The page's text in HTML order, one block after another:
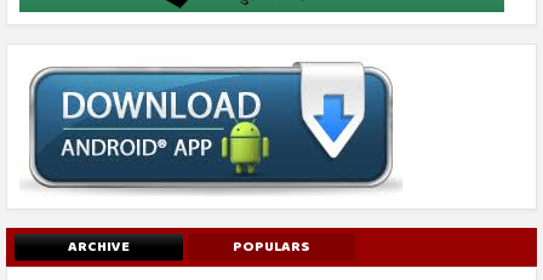
ARCHIVE POPULARS